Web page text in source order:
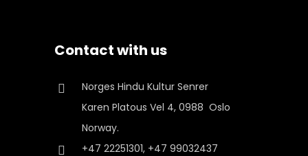
Contact with us
Norges Hindu Kultur Senrer
Karen Platous Vel 4, 0988 Oslo
Norway.
+47 22251301, +47 99032437